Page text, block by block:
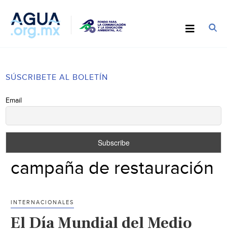
SÚSCRIBETE AL BOLETÍN
Email
campaña de restauración
INTERNACIONALES
El Día Mundial del Medio